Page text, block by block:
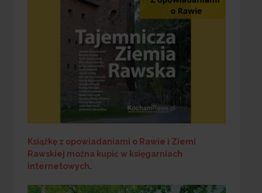
Książkę z opowiadaniami o Rawie i Ziemi
Rawskiej można kupić w księgarniach
internetowych.